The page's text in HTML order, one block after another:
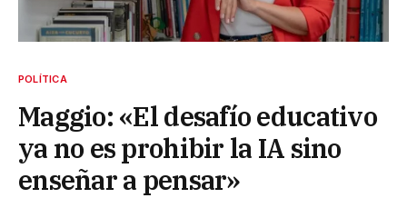
POLÍTICA
Maggio: «El desafío educativo
ya no es prohibir la IA sino
enseñar a pensar»